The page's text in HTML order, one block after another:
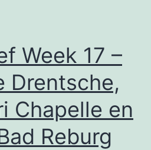
Week 17 –
Drentsche,
Chapelle en
Reburg